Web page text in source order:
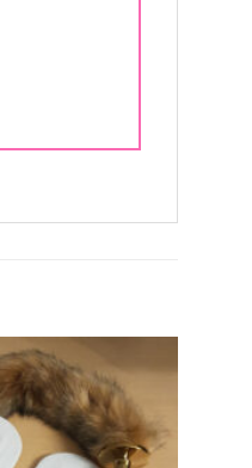
Aan
verlanglijst
toevoegen